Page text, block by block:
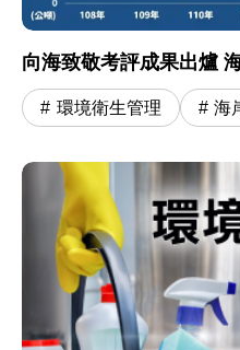
向海致敬考評成果出爐
環境衛生管理 海